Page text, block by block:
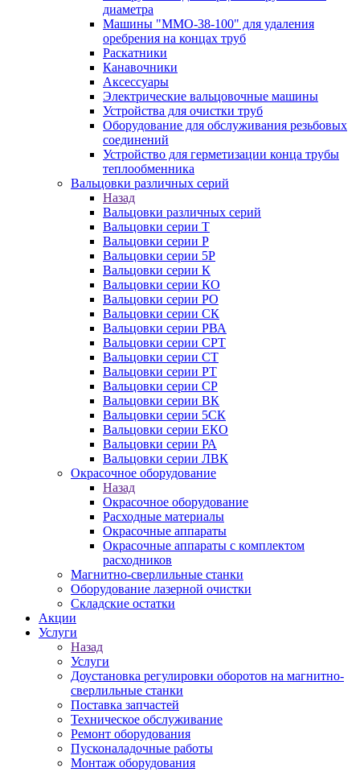
диаметра
Машины "ММО-38-100" для удаления
оребрения на концах труб
Раскатники
Канавочники
Аксессуары
Электрические вальцовочные машины
Устройства для очистки труб
Оборудование для обслуживания резьбовых
соединений
Устройство для герметизации конца трубы
теплообменника
Вальцовки различных серий
Назад
Вальцовки различных серий
Вальцовки серии Т
Вальцовки серии Р
Вальцовки серии 5Р
Вальцовки серии К
Вальцовки серии КО
Вальцовки серии РО
Вальцовки серии СК
Вальцовки серии РВА
Вальцовки серии СРТ
Вальцовки серии СТ
Вальцовки серии РТ
Вальцовки серии СР
Вальцовки серии ВК
Вальцовки серии 5СК
Вальцовки серии ЕКО
Вальцовки серии РА
Вальцовки серии ЛВК
Окрасочное оборудование
Назад
Окрасочное оборудование
Расходные материалы
Окрасочные аппараты
Окрасочные аппараты с комплектом
расходников
Магнитно-сверлильные станки
Оборудование лазерной очистки
Складские остатки
Акции
Услуги
Назад
Услуги
Доустановка регулировки оборотов на магнитно-
сверлильные станки
Поставка запчастей
Техническое обслуживание
Ремонт оборудования
Пусконаладочные работы
Монтаж оборудования